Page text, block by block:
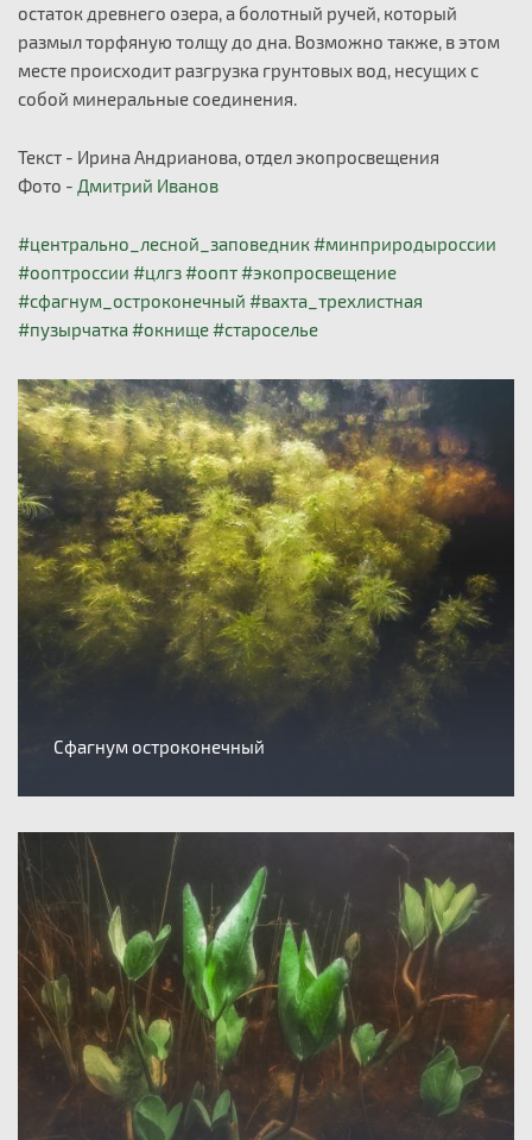
остаток древнего озера, а болотный ручей, который
размыл торфяную толщу до дна. Возможно также, в этом
месте происходит разгрузка грунтовых вод, несущих с
собой минеральные соединения.
Текст - Ирина Андрианова, отдел экопросвещения
Фото - Дмитрий Иванов
#центрально_лесной_заповедник#минприродыроссии
#ооптроссии #цлгз#оопт#экопросвещение
#сфагнум_остроконечный #вахта_трехлистная
#пузырчатка#окнище#староселье
Сфагнум остроконечный